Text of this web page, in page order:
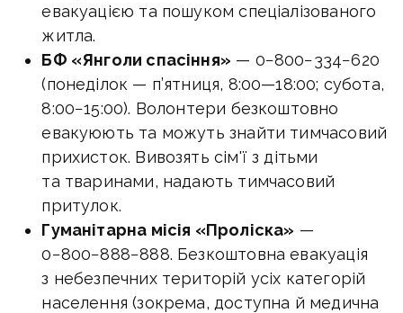
евакуацією та пошуком спеціалізованого
житла.
БФ «Янголи спасіння» — 0−800−334−620
(понеділок — п’ятниця, 8:00—18:00; субота,
8:00−15:00). Волонтери безкоштовно
евакуюють та можуть знайти тимчасовий
прихисток. Вивозять сім'ї з дітьми
та тваринами, надають тимчасовий
притулок.
Гуманітарна місія «Проліска» —
0−800−888−888. Безкоштовна евакуація
з небезпечних територій усіх категорій
населення (зокрема, доступна й медична